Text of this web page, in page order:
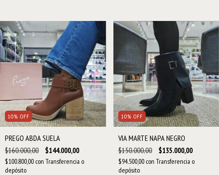
10% OFF
PREGO ABDA SUELA
$160.000,00 $144.000,00
$100.800,00 con Transferencia o
depósito
10% OFF
VIA MARTE NAPA NEGRO
$150.000,00 $135.000,00
$94.500,00 con Transferencia o
depósito